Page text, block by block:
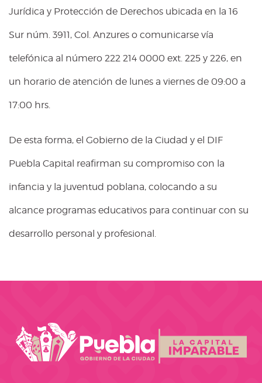
Jurídica y Protección de Derechos ubicada en la 16
Sur núm. 3911, Col. Anzures o comunicarse vía
telefónica al número 222 214 0000 ext. 225 y 226, en
un horario de atención de lunes a viernes de 09:00 a
17:00 hrs.
De esta forma, el Gobierno de la Ciudad y el DIF
Puebla Capital reafirman su compromiso con la
infancia y la juventud poblana, colocando a su
alcance programas educativos para continuar con su
desarrollo personal y profesional.